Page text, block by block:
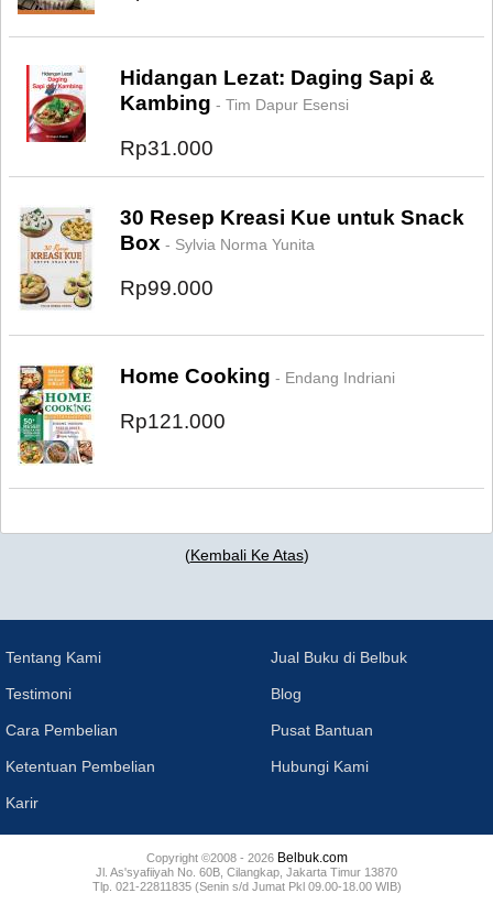
Hidangan Lezat: Daging Sapi &
Kambing - Tim Dapur Esensi
Rp31.000
30 Resep Kreasi Kue untuk Snack
Box - Sylvia Norma Yunita
Rp99.000
Home Cooking - Endang Indriani
Rp121.000
(Kembali Ke Atas)
Tentang Kami
Testimoni
Cara Pembelian
Ketentuan Pembelian
Karir
Jual Buku di Belbuk
Blog
Pusat Bantuan
Hubungi Kami
Copyright ©2008 - 2026 Belbuk.com
Jl. As'syafiiyah No. 60B, Cilangkap, Jakarta Timur 13870
Tlp. 021-22811835 (Senin s/d Jumat Pkl 09.00-18.00 WIB)